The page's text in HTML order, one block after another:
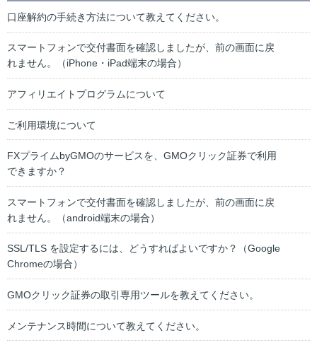
口座解約の手続き方法について教えてください。
スマートフォンで交付書面を確認しましたが、前の画面に戻
れません。（iPhone・iPad端末の場合）
アフィリエイトプログラムについて
ご利用環境について
FXプライムbyGMOのサービスを、GMOクリック証券で利用
できますか？
スマートフォンで交付書面を確認しましたが、前の画面に戻
れません。（android端末の場合）
SSL/TLS を設定するには、どうすればよいですか？（Google
Chromeの場合）
GMOクリック証券の取引専用ツールを教えてください。
メンテナンス時間について教えてください。